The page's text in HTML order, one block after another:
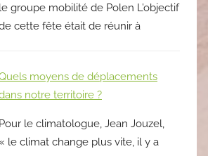
le groupe mobilité de Polen L’objectif
cette fête était de réunir à
moyens de déplacements
notre territoire ?
Pour le climatologue, Jean Jouzel,
le climat change plus vite, il y a